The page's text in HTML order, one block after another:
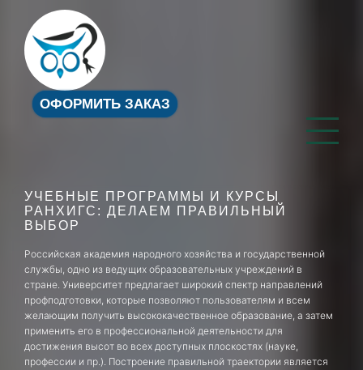
ОФОРМИТЬ ЗАКАЗ
УЧЕБНЫЕ ПРОГРАММЫ И КУРСЫ
РАНХИГС: ДЕЛАЕМ ПРАВИЛЬНЫЙ
ВЫБОР
Российская академия народного хозяйства и государственной
службы, одно из ведущих образовательных учреждений в
стране. Университет предлагает широкий спектр направлений
профподготовки, которые позволяют пользователям и всем
желающим получить высококачественное образование, а затем
применить его в профессиональной деятельности для
достижения высот во всех доступных плоскостях (науке,
профессии и пр.). Построение правильной траектории является